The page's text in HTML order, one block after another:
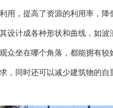
，提高了资源的利用率，降
设计成各种形状和曲线，如
坐在哪个角落，都能拥有较
同时还可以减少建筑物的自